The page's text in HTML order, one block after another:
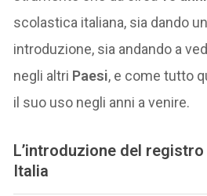
scolastica italiana, sia dando
introduzione, sia andando a
negli altri Paesi, e come tutto
il suo uso negli anni a venire.
L’introduzione del
Italia